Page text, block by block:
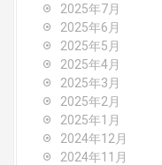
2025年7月
2025年6月
2025年5月
2025年4月
2025年3月
2025年2月
2025年1月
2024年12月
2024年11月